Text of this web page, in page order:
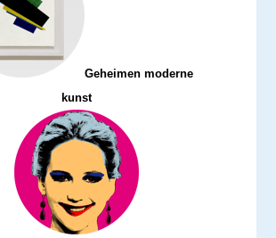
Geheimen moderne
kunst